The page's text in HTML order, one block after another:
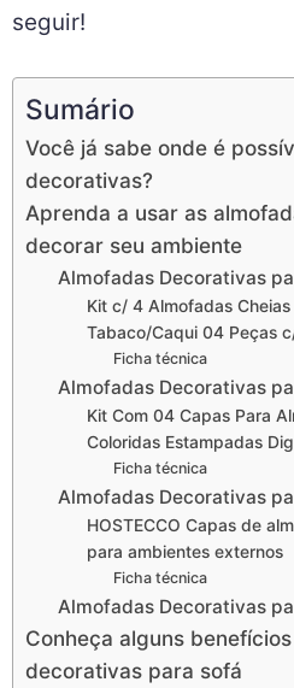
seguir!
Sumário
Você já sabe onde é
decorativas?
Aprenda a usar as
decorar seu ambiente
Almofadas Decorativas
Kit c/ 4 Almofadas
Tabaco/Caqui 04 Peças
Ficha técnica
Almofadas Decorativas
Kit Com 04 Capas Para
Coloridas Estampadas
Ficha técnica
Almofadas Decorativas
HOSTECCO Capas de
para ambientes externos
Ficha técnica
Almofadas Decorativas
Conheça alguns
decorativas para sofá